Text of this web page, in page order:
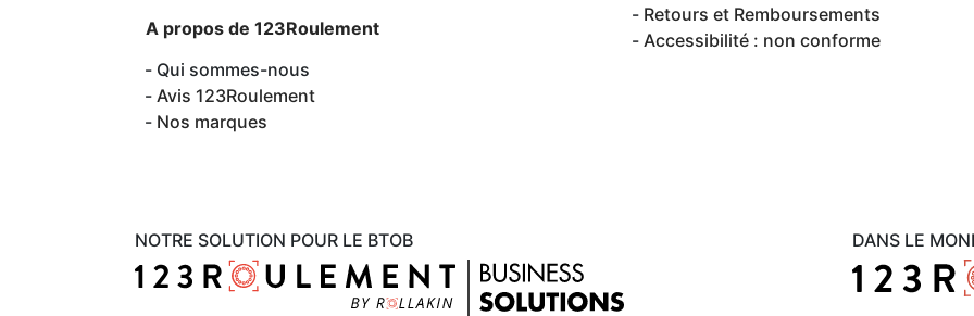
NOTRE SOLUTION POUR LE BTOB
A propos de 123Roulement
Qui sommes-nous
Avis 123Roulement
Nos marques
Retours et Remboursements
Accessibilité : non conforme
DANS LE